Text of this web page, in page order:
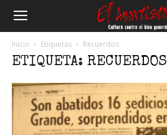
Inicio Etiquetas Recuerdos
ETIQUETA: RECUERDOS